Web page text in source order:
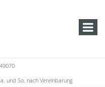
und So. nach Vereinbarung